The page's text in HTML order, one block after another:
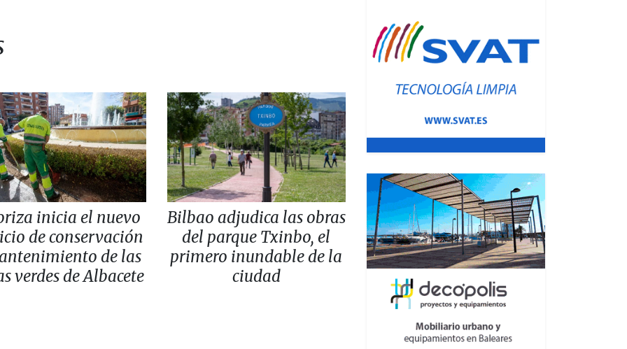
inicia el nuevo
de conservación
de las
verdes de Albacete
Bilbao adjudica las obras
del parque Txinbo, el
primero inundable de la
ciudad